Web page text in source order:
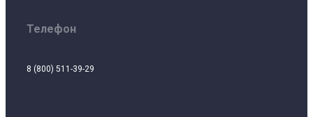
Телефон
8 (800) 511-39-29